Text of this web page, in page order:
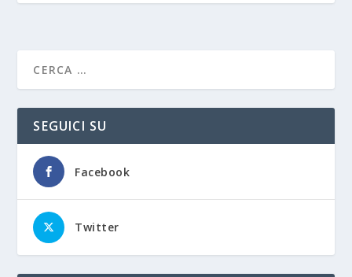
SEGUICI SU
Facebook
Twitter